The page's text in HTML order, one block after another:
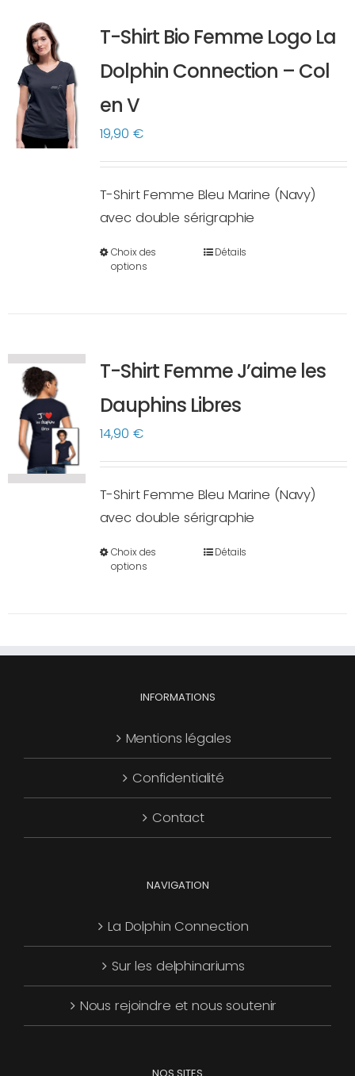
Les
options
peuvent
être
choisies
page
du
produit
T-Shirt Bio Femme Logo La
Dolphin Connection – Col
en V
19,90 €
T-Shirt Femme Bleu Marine (Navy)
avec double sérigraphie
Choix des
options
Ce
Les
options
peuvent
choisies
sur
la
du
Détails
T-Shirt Femme J’aime les
Dauphins Libres
14,90 €
T-Shirt Femme Bleu Marine (Navy)
avec double sérigraphie
Choix des
options
Ce
options
être
choisies
sur
produit
Détails
INFORMATIONS
Mentions légales
Confidentialité
Contact
NAVIGATION
La Dolphin Connection
Sur les delphinariums
Nous rejoindre et nous soutenir